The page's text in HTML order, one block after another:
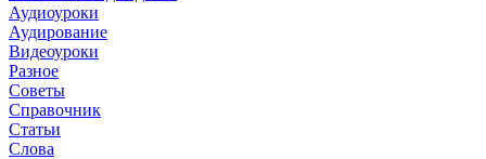
Аудиоуроки
Аудирование
Видеоуроки
Разное
Советы
Справочник
Статьи
Слова